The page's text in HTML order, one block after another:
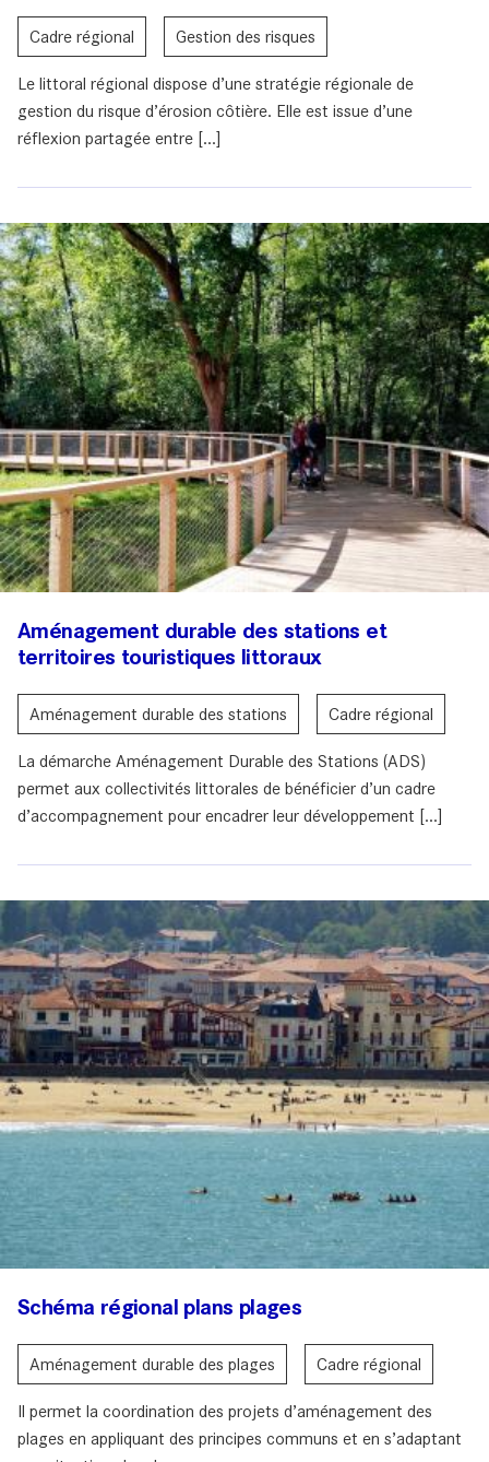
Cadre régional Gestion des risques
Le littoral régional dispose d’une stratégie régionale de
gestion du risque d’érosion côtière. Elle est issue d’une
réflexion partagée entre [...]
Aménagement durable des stations et
territoires touristiques littoraux
Aménagement durable des stations Cadre régional
La démarche Aménagement Durable des Stations (ADS)
permet aux collectivités littorales de bénéficier d’un cadre
d’accompagnement pour encadrer leur développement [...]
Schéma régional plans plages
Aménagement durable des plages Cadre régional
Il permet la coordination des projets d’aménagement des
plages en appliquant des principes communs et en s’adaptant